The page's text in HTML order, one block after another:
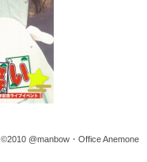
©2010 @manbow・Office Anemone